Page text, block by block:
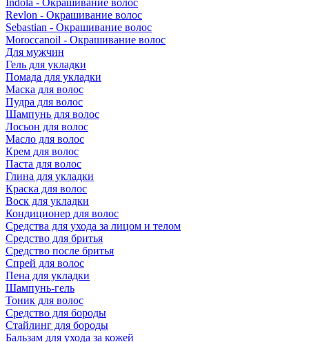
Indola - Окрашивание волос
Revlon - Окрашивание волос
Sebastian - Окрашивание волос
Moroccanoil - Окрашивание волос
Для мужчин
Гель для укладки
Помада для укладки
Маска для волос
Пудра для волос
Шампунь для волос
Лосьон для волос
Масло для волос
Крем для волос
Паста для волос
Глина для укладки
Краска для волос
Воск для укладки
Кондиционер для волос
Средства для ухода за лицом и телом
Средство для бритья
Средство после бритья
Спрей для волос
Пена для укладки
Шампунь-гель
Тоник для волос
Средство для бороды
Стайлинг для бороды
Бальзам для ухода за кожей